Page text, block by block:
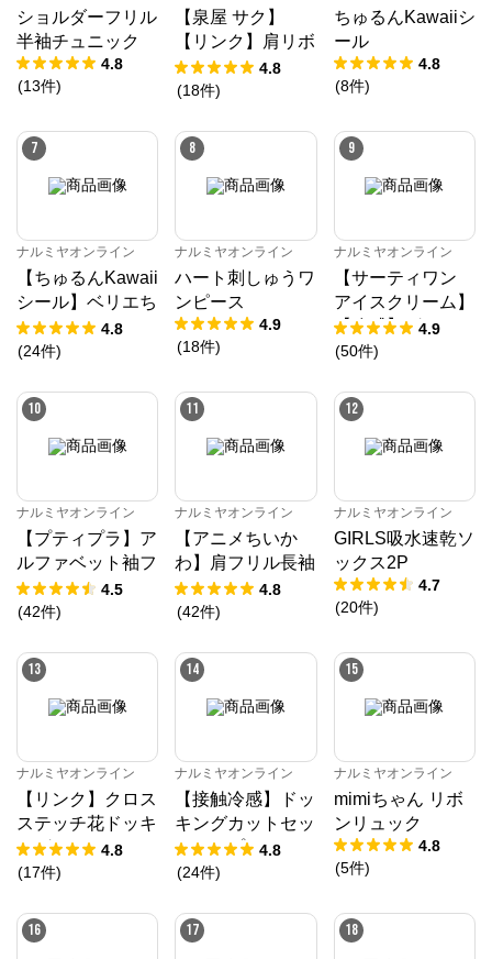
ショルダーフリル
半袖チュニック
4.8
(13件)
【泉屋 サク】
【リンク】肩リボ
ンフラワーキャッ
トワンピース
4.8
(18件)
ちゅるんKawaiiシ
ール
4.8
(8件)
7
ナルミヤオンライン
【ちゅるんKawaii
シール】ベリエち
ゃん
4.8
(24件)
8
ナルミヤオンライン
ハート刺しゅうワ
ンピース
4.9
(18件)
9
ナルミヤオンライン
【サーティワン
アイスクリーム】
【冷感】グラフィ
ック半袖Tシャツ
4.9
(50件)
10
ナルミヤオンライン
【プティプラ】ア
ルファベット袖フ
リルTシャツ
4.5
(42件)
11
ナルミヤオンライン
【アニメちいか
わ】肩フリル長袖
Tシャツ
4.8
(42件)
12
ナルミヤオンライン
GIRLS吸水速乾ソ
ックス2P
4.7
(20件)
13
ナルミヤオンライン
【リンク】クロス
ステッチ花ドッキ
ングTシャツ
4.8
(17件)
14
ナルミヤオンライン
【接触冷感】ドッ
キングカットセッ
トアップ
4.8
(24件)
15
ナルミヤオンライン
mimiちゃん リボ
ンリュック
4.8
(5件)
16 17 18